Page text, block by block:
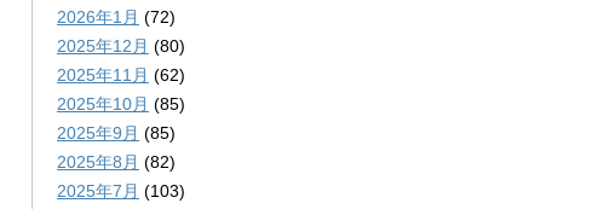
2026年1月 (72)
2025年12月 (80)
2025年11月 (62)
2025年10月 (85)
2025年9月 (85)
2025年8月 (82)
2025年7月 (103)